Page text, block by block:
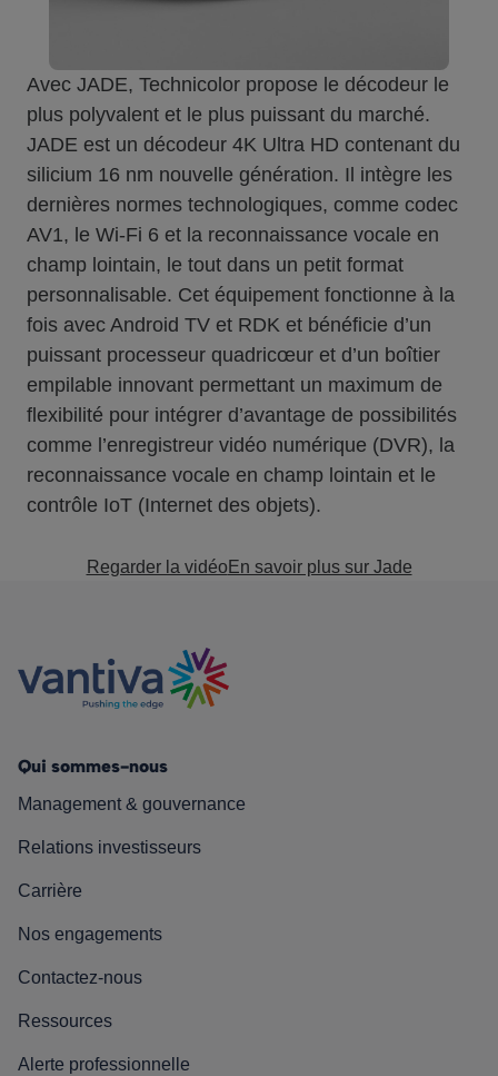
Avec JADE, Technicolor propose le décodeur le
plus polyvalent et le plus puissant du marché.
JADE est un décodeur 4K Ultra HD contenant du
silicium 16 nm nouvelle génération. Il intègre les
dernières normes technologiques, comme codec
AV1, le Wi-Fi 6 et la reconnaissance vocale en
champ lointain, le tout dans un petit format
personnalisable. Cet équipement fonctionne à la
fois avec Android TV et RDK et bénéficie d’un
puissant processeur quadricœur et d’un boîtier
empilable innovant permettant un maximum de
flexibilité pour intégrer d’avantage de possibilités
comme l’enregistreur vidéo numérique (DVR), la
reconnaissance vocale en champ lointain et le
contrôle IoT (Internet des objets).
Regarder la vidéo En savoir plus sur Jade
Qui sommes-nous
Management & gouvernance
Relations investisseurs
Carrière
Nos engagements
Contactez-nous
Ressources
Alerte professionnelle